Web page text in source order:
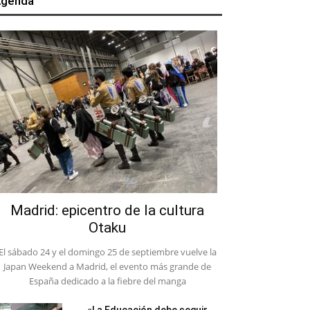
Madrid: epicentro de la cultura
Otaku
sábado 24 y el domingo 25 de septiembre vuelve la
Japan Weekend a Madrid, el evento más grande de
España dedicado a la fiebre del manga